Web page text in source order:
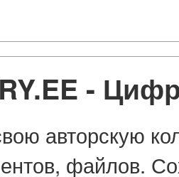
-
авторскую
файлов.